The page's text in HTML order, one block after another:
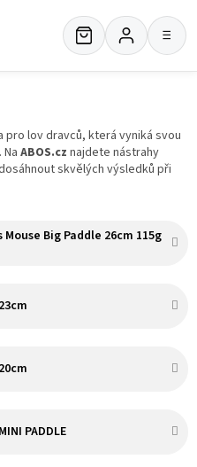
≡
pro lov dravců, která vyniká svou
ABOS.cz najdete nástrahy
skvělých výsledků při
Mouse Big Paddle 26cm 115g
PADDLE